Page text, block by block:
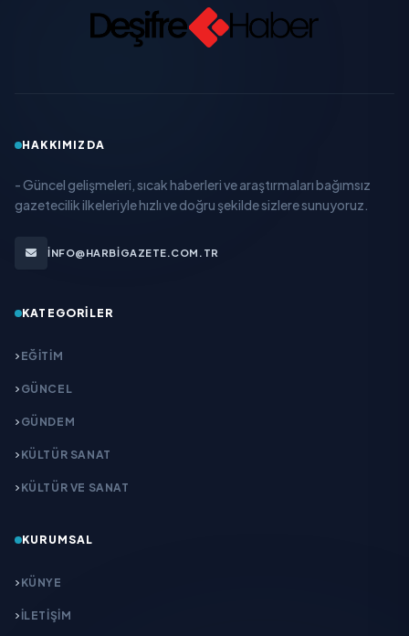
HAKKIMIZDA
- Güncel gelişmeleri, sıcak haberleri ve araştırmaları bağımsız
gazetecilik ilkeleriyle hızlı ve doğru şekilde sizlere sunuyoruz.
INFO@HARBIGAZETE.COM.TR
KATEGORILER
EĞITIM
GÜNCEL
GÜNDEM
KÜLTÜR SANAT
KÜLTÜR VE SANAT
KURUMSAL
KÜNYE
İLETIŞIM